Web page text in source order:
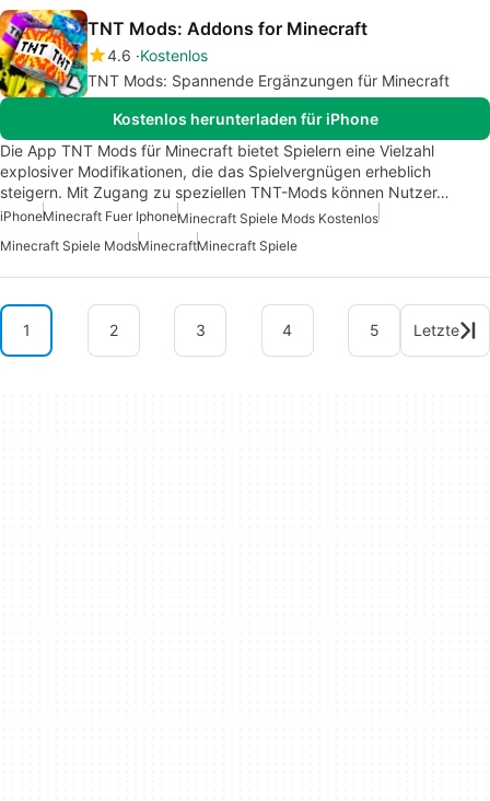
TNT Mods: Addons for Minecraft
4.6 Kostenlos
TNT Mods: Spannende Ergänzungen für Minecraft
Kostenlos herunterladen für iPhone
Die App TNT Mods für Minecraft bietet Spielern eine Vielzahl
explosiver Modifikationen, die das Spielvergnügen erheblich
steigern. Mit Zugang zu speziellen TNT-Mods können Nutzer…
iPhoneMinecraft Fuer IphoneMinecraft Spiele Mods Kostenlos
Minecraft Spiele ModsMinecraftMinecraft Spiele
1 2 3 4 5 Letzte